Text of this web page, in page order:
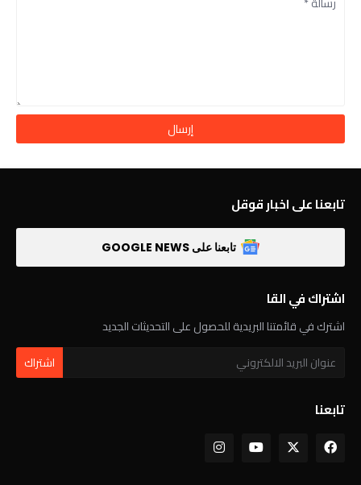
تابعنا على اخبار قوقل
تابعنا على GOOGLE NEWS
اشتراك في القا
اشترك في قائمتنا البريدية للحصول على التحديثات الجديد
تابعنا